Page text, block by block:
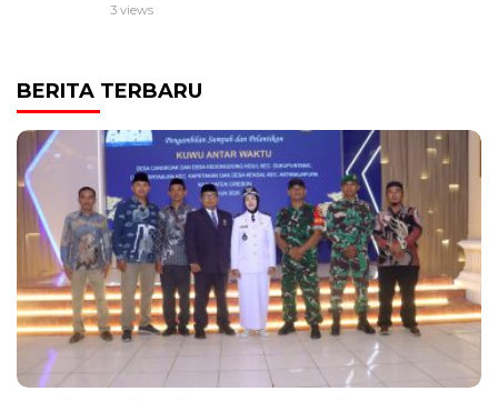
3 views
BERITA TERBARU